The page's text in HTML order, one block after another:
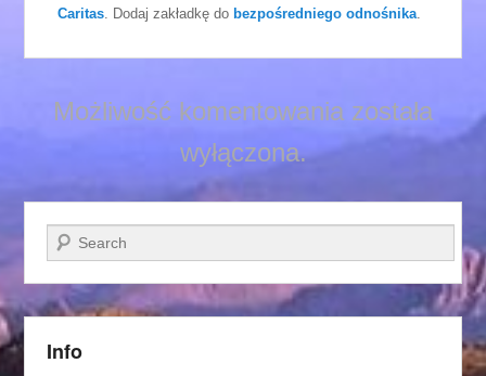
Caritas . Dodaj zakładkę do bezpośredniego odnośnika
Możliwość komentowania została
wyłączona.
Szukaj
Info